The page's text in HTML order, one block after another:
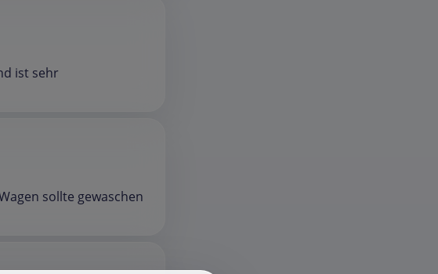
ist sehr
sollte gewaschen